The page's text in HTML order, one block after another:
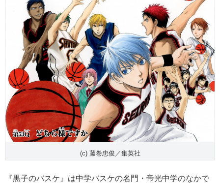
(c) 藤巻忠俊／集英社
『黒子のバスケ』は中学バスケの名門・帝光中学のなかで